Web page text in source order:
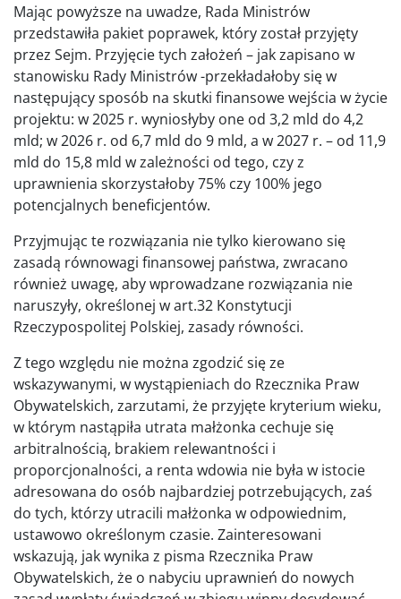
Mając powyższe na uwadze, Rada Ministrów
przedstawiła pakiet poprawek, który został przyjęty
przez Sejm. Przyjęcie tych założeń – jak zapisano w
stanowisku Rady Ministrów -przekładałoby się w
następujący sposób na skutki finansowe wejścia w życie
projektu: w 2025 r. wyniosłyby one od 3,2 mld do 4,2
mld; w 2026 r. od 6,7 mld do 9 mld, a w 2027 r. – od 11,9
mld do 15,8 mld w zależności od tego, czy z
uprawnienia skorzystałoby 75% czy 100% jego
potencjalnych beneficjentów.
Przyjmując te rozwiązania nie tylko kierowano się
zasadą równowagi finansowej państwa, zwracano
również uwagę, aby wprowadzane rozwiązania nie
naruszyły, określonej w art.32 Konstytucji
Rzeczypospolitej Polskiej, zasady równości.
Z tego względu nie można zgodzić się ze
wskazywanymi, w wystąpieniach do Rzecznika Praw
Obywatelskich, zarzutami, że przyjęte kryterium wieku,
w którym nastąpiła utrata małżonka cechuje się
arbitralnością, brakiem relewantności i
proporcjonalności, a renta wdowia nie była w istocie
adresowana do osób najbardziej potrzebujących, zaś
do tych, którzy utracili małżonka w odpowiednim,
ustawowo określonym czasie. Zainteresowani
wskazują, jak wynika z pisma Rzecznika Praw
Obywatelskich, że o nabyciu uprawnień do nowych